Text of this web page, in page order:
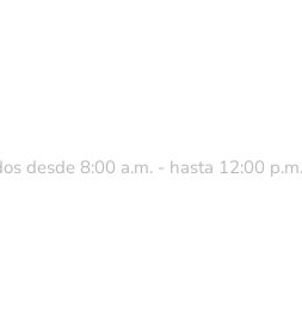
desde 8:00 a.m. - hasta 12:00 p.m.